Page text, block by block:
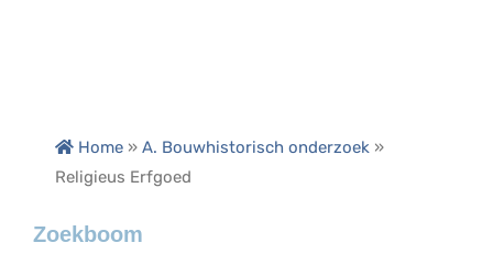
Home » A. Bouwhistorisch onderzoek »
Religieus Erfgoed
Zoekboom